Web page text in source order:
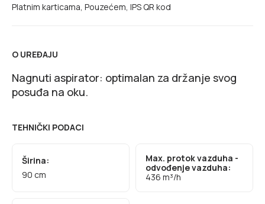
Platnim karticama, Pouzećem, IPS QR kod
O UREĐAJU
Nagnuti aspirator: optimalan za držanje svog
posuđa na oku.
TEHNIČKI PODACI
Širina:
90 cm
Max. protok vazduha -
odvođenje vazduha:
436 m³/h